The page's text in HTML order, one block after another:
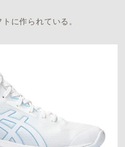
に作られている。